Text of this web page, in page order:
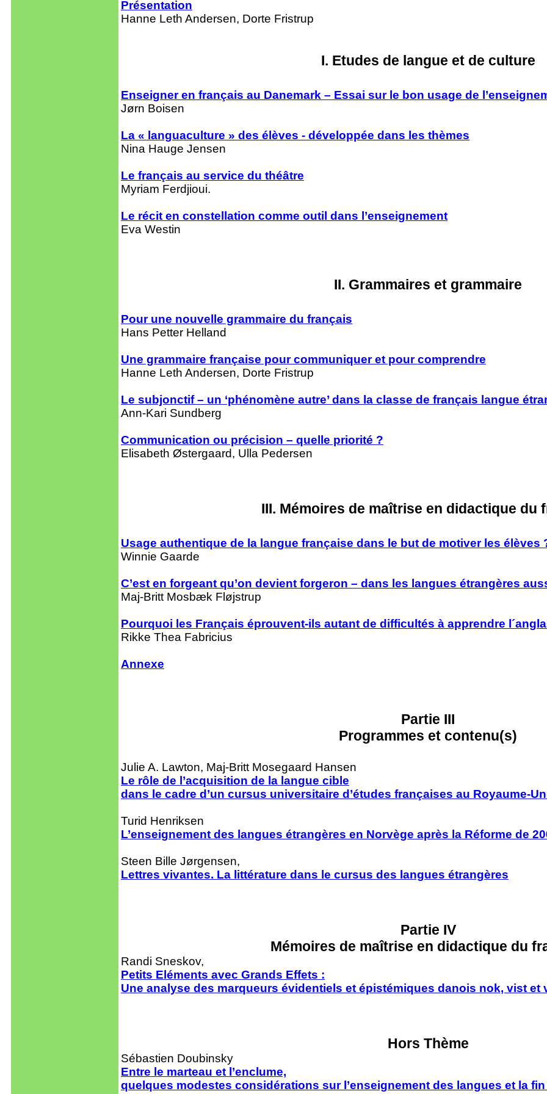
Présentation
Hanne Leth Andersen, Dorte Fristrup
I. Etudes de langue et de culture
Enseigner en français au Danemark – Essai sur le bon usage de
Jørn Boisen
La « languaculture » des élèves - développée dans les thèmes
Nina Hauge Jensen
Le français au service du théâtre
Myriam Ferdjioui.
Le récit en constellation comme outil dans l’enseignement
Eva Westin
II. Grammaires et grammaire
Pour une nouvelle grammaire du français
Hans Petter Helland
Une grammaire française pour communiquer et pour comprendre
Hanne Leth Andersen, Dorte Fristrup
Le subjonctif – un ‘phénomène autre’ dans la classe de français langue
Ann-Kari Sundberg
Communication ou précision – quelle priorité ?
Elisabeth Østergaard, Ulla Pedersen
III. Mémoires de maîtrise en didactique du
Usage authentique de la langue française dans le but de motiver les élèves
Winnie Gaarde
C’est en forgeant qu’on devient forgeron – dans les langues étrangères
Maj-Britt Mosbæk Fløjstrup
Pourquoi les Français éprouvent-ils autant de difficultés à apprendre
Rikke Thea Fabricius
Annexe
Partie III
Programmes et contenu(s)
Julie A. Lawton, Maj-Britt Mosegaard Hansen
Le rôle de l’acquisition de la langue cible
dans le cadre d’un cursus universitaire d’études françaises au Royaume-
Turid Henriksen
L’enseignement des langues étrangères en Norvège après la Réforme de
Steen Bille Jørgensen,
Lettres vivantes. La littérature dans le cursus des langues étrangères
Partie IV
Mémoires de maîtrise en didactique du
Randi Sneskov,
Petits Eléments avec Grands Effets :
Une analyse des marqueurs évidentiels et épistémiques danois nok, vist et
Hors Thème
Sébastien Doubinsky
Entre le marteau et l’enclume,
quelques modestes considérations sur l’enseignement des langues et la fin